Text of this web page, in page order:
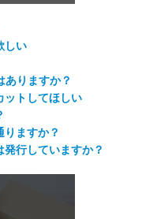
しい
ありますか？
ットしてほしい
ますか？
行していますか？